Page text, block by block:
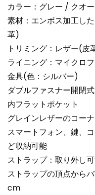
カラー：グレー / クオ
素材：エンボス加工し
革)
トリミング：レザー(皮
ライニング：マイクロ
金具(色：シルバー)
ダブルファスナー開閉式
内フラットポケット
グレインレザーのコー
スマートフォン、鍵、
ど収納可能
ストラップ：取り外し
ストラップの頂点から
cm